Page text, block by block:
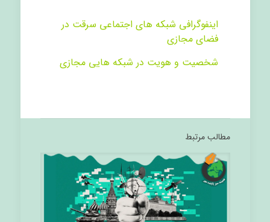
اینفوگرافی شبکه های اجتماعی سرقت در
فضای مجازی
شخصیت و هویت در شبکه هایی مجازی
مطالب مرتبط